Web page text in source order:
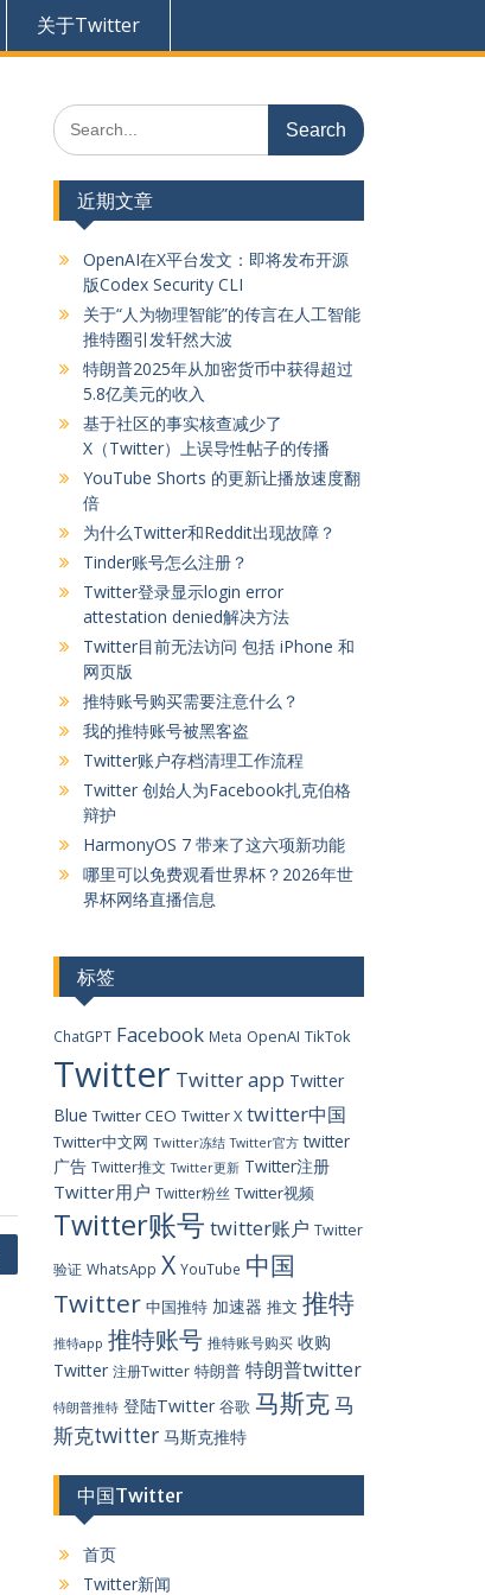
关于Twitter
Search
for:
近期文章
OpenAI在X平台发文：即将发布开源
版Codex Security CLI
关于“人为物理智能”的传言在人工智能
推特圈引发轩然大波
特朗普2025年从加密货币中获得超过
5.8亿美元的收入
基于社区的事实核查减少了
X（Twitter）上误导性帖子的传播
YouTube Shorts 的更新让播放速度翻
倍
为什么Twitter和Reddit出现故障？
Tinder账号怎么注册？
Twitter登录显示login error
attestation denied解决方法
Twitter目前无法访问 包括 iPhone 和
网页版
推特账号购买需要注意什么？
我的推特账号被黑客盗
Twitter账户存档清理工作流程
Twitter 创始人为Facebook扎克伯格
辩护
HarmonyOS 7 带来了这六项新功能
哪里可以免费观看世界杯？2026年世
界杯网络直播信息
标签
ChatGPT Facebook Meta OpenAI TikTok
Twitter Twitter app Twitter
Blue Twitter CEO Twitter X twitter中国
Twitter中文网 Twitter冻结 Twitter官方 twitter
广告 Twitter推文 Twitter更新 Twitter注册
Twitter用户 Twitter粉丝 Twitter视频
Twitter账号 twitter账户 Twitter
验证 WhatsApp X YouTube 中国
Twitter 中国推特 加速器 推文 推特
推特app 推特账号 推特账号购买 收购
Twitter 注册Twitter 特朗普 特朗普twitter
特朗普推特 登陆Twitter 谷歌 马斯克马
斯克twitter 马斯克推特
中国Twitter
首页
Twitter新闻